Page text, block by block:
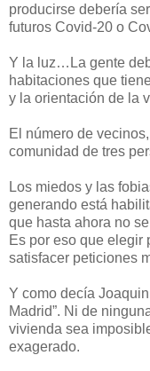
producirse debería
futuros Covid-20 o
Y la luz…La gente
habitaciones que
y la orientación de la
El número de
comunidad de tres
Los miedos y las
generando está
que hasta ahora no
Es por eso que elegir
satisfacer peticiones
Y como decía
Madrid”. Ni de
vivienda sea
exagerado.